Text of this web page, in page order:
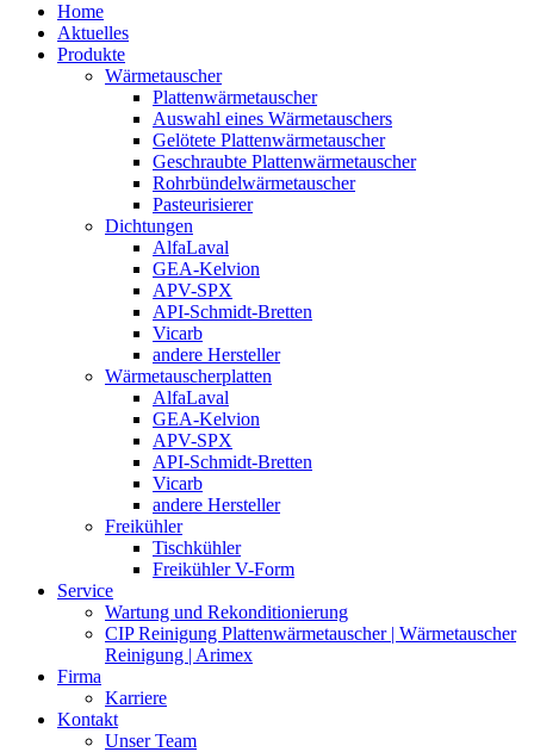
Home
Aktuelles
Produkte
Wärmetauscher
Plattenwärmetauscher
Auswahl eines Wärmetauschers
Gelötete Plattenwärmetauscher
Geschraubte Plattenwärmetauscher
Rohrbündelwärmetauscher
Pasteurisierer
Dichtungen
AlfaLaval
GEA-Kelvion
APV-SPX
API-Schmidt-Bretten
Vicarb
andere Hersteller
Wärmetauscherplatten
AlfaLaval
GEA-Kelvion
APV-SPX
API-Schmidt-Bretten
Vicarb
andere Hersteller
Freikühler
Tischkühler
Freikühler V-Form
Service
Wartung und Rekonditionierung
CIP Reinigung Plattenwärmetauscher | Wärmetauscher
Reinigung | Arimex
Firma
Karriere
Kontakt
Unser Team